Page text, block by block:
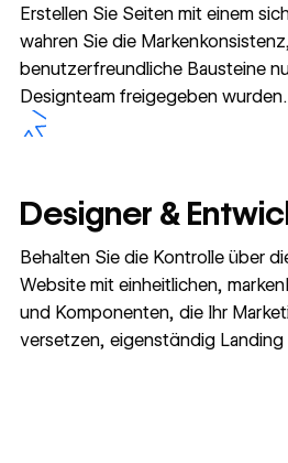
Erstellen Sie Seiten mit einem
wahren Sie die
benutzerfreundliche Bausteine
Designteam freigegeben wurden.
Designer &
Behalten Sie die Kontrolle über
Website mit einheitlichen,
und Komponenten, die Ihr
versetzen, eigenständig Landing